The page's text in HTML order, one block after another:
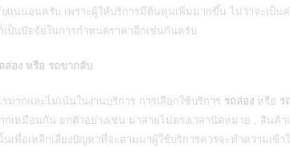
แน่นอนครับ เพราะผู้ให้บริการมีต้นทุนเพิ่มมากขึ้น ไม่ว่าจะเป็น
เป็นปัจจัยในการกำหนดราคาอีกเช่นกันครับ
ล่อง หรือ รถขากลับ
ากและไม่เน้นในงานบริการ การเลือกใช้บริการ รถล่อง หรือ ร
เหมือนกัน ยกตัวอย่างเช่น มาสายไม่ตรงเวลานัดหมาย , สินค้
เพื่อเหลีกเลี่ยงปัญหาที่จะตามมาผู้ใช้บริการควรจะทำความเข้า